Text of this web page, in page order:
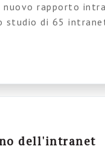
rapporto
studio di 65
le cose non
dell'intranet